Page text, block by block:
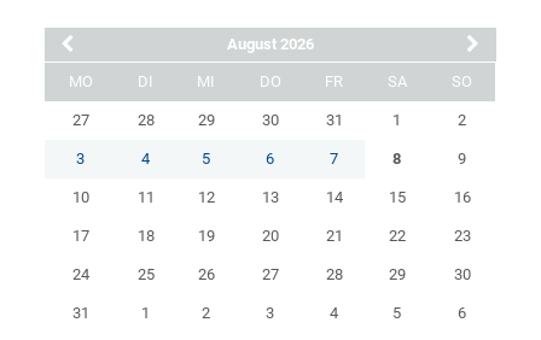
August 2026
MO DI MI DO FR SA SO
27 28 29 30 31 1 2
3 4 5 6 7 8 9
10 11 12 13 14 15 16
17 18 19 20 21 22 23
24 25 26 27 28 29 30
31 1 2 3 4 5 6